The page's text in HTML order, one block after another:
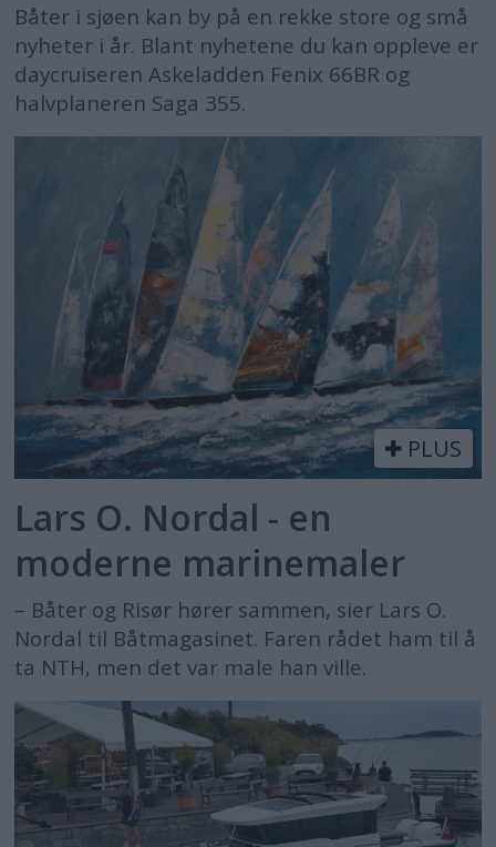
Båter i sjøen kan by på en rekke store og små
nyheter i år. Blant nyhetene du kan oppleve er
daycruiseren Askeladden Fenix 66BR og
halvplaneren Saga 355.
PLUS
Lars O. Nordal - en
moderne marinemaler
– Båter og Risør hører sammen, sier Lars O.
Nordal til Båtmagasinet. Faren rådet ham til å
ta NTH, men det var male han ville.